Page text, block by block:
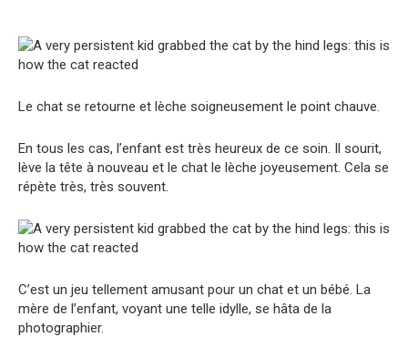
Le chat se retourne et lèche soigneusement le point chauve.
En tous les cas, l’enfant est très heureux de ce soin. Il sourit,
lève la tête à nouveau et le chat le lèche joyeusement. Cela se
répète très, très souvent.
C’est un jeu tellement amusant pour un chat et un bébé. La
mère de l’enfant, voyant une telle idylle, se hâta de la
photographier.